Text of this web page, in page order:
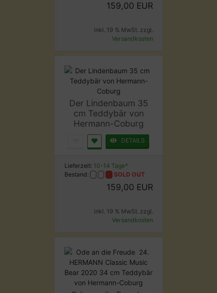
159,00 EUR
inkl. 19 % MwSt. zzgl.
Versandkosten
Der Lindenbaum 35
cm Teddybär von
Hermann-Coburg
DETAILS
Lieferzeit: 10-14 Tage*
Bestand:
SOLD OUT
159,00 EUR
inkl. 19 % MwSt. zzgl.
Versandkosten